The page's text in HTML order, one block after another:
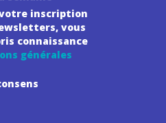
inscription
vous
connaissance
générales